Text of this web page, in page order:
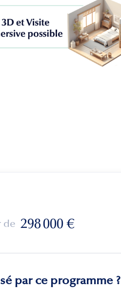
de 298 000 €
par ce programme ?